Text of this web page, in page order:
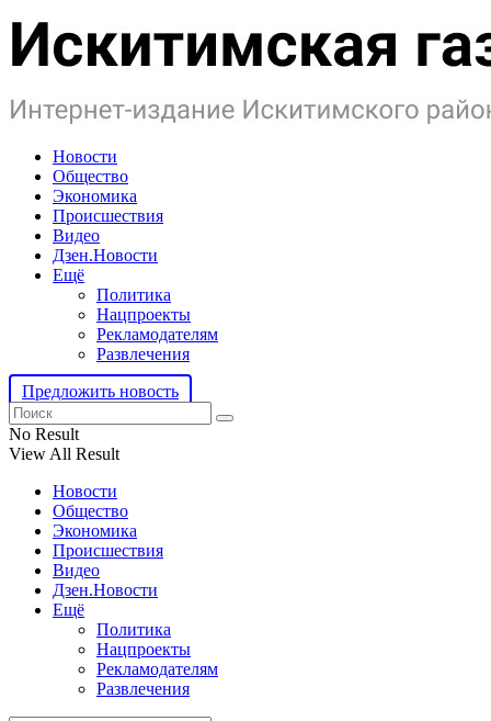
Новости
Общество
Экономика
Происшествия
Видео
Дзен.Новости
Ещё
Политика
Нацпроекты
Рекламодателям
Развлечения
Предложить новость
No Result
View All Result
Новости
Общество
Экономика
Происшествия
Видео
Дзен.Новости
Ещё
Политика
Нацпроекты
Рекламодателям
Развлечения